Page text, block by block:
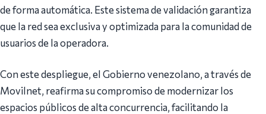
de forma automática. Este sistema de validación garantiza
que la red sea exclusiva y optimizada para la comunidad de
usuarios de la operadora.
Con este despliegue, el Gobierno venezolano, a través de
Movilnet, reafirma su compromiso de modernizar los
espacios públicos de alta concurrencia, facilitando la